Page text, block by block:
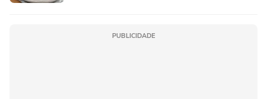
PUBLICIDADE